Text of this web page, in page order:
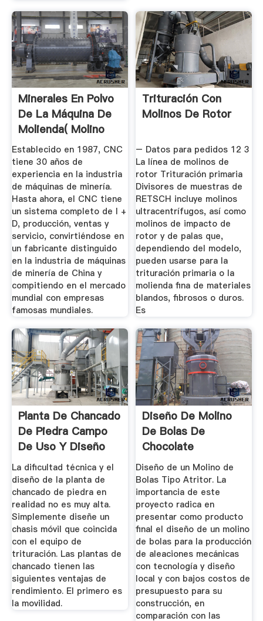
Minerales En Polvo
De La Máquina De
Molienda( Molino
De Bolas)
Establecido en 1987, CNC
tiene 30 años de
experiencia en la industria
de máquinas de minería.
Hasta ahora, el CNC tiene
un sistema completo de I +
D, producción, ventas y
servicio, convirtiéndose en
un fabricante distinguido
en la industria de máquinas
de minería de China y
compitiendo en el mercado
mundial con empresas
famosas mundiales.
Trituración Con
Molinos De Rotor
– Datos para pedidos 12 3
La línea de molinos de
rotor Trituración primaria
Divisores de muestras de
RETSCH incluye molinos
ultracentrífugos, así como
molinos de impacto de
rotor y de palas que,
dependiendo del modelo,
pueden usarse para la
trituración primaria o la
molienda fina de materiales
blandos, fibrosos o duros.
Es
Planta De Chancado
De Piedra Campo
De Uso Y Diseño
La dificultad técnica y el
diseño de la planta de
chancado de piedra en
realidad no es muy alta.
Simplemente diseñe un
chasis móvil que coincida
con el equipo de
trituración. Las plantas de
chancado tienen las
siguientes ventajas de
rendimiento. El primero es
la movilidad.
Diseño De Molino
De Bolas De
Chocolate
Diseño de un Molino de
Bolas Tipo Atritor. La
importancia de este
proyecto radica en
presentar como producto
final el diseño de un molino
de bolas para la producción
de aleaciones mecánicas
con tecnología y diseño
local y con bajos costos de
presupuesto para su
construcción, en
comparación con las